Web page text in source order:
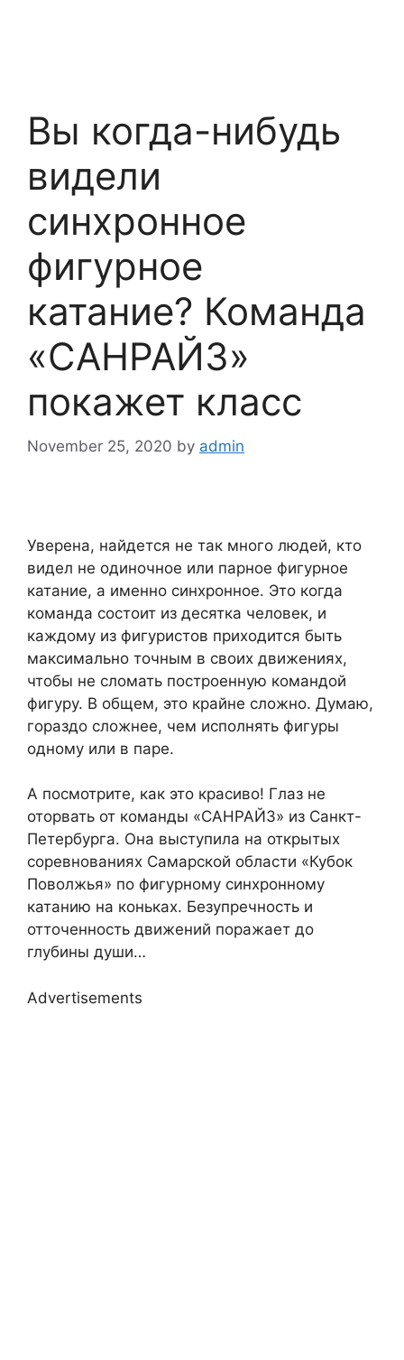
Вы когда-нибудь
видели
синхронное
фигурное
катание? Команда
«САНРАЙЗ»
покажет класс
November 25, 2020 by admin
Уверена, найдется не так много людей, кто
видел не одиночное или парное фигурное
катание, а именно синхронное. Это когда
команда состоит из десятка человек, и
каждому из фигуристов приходится быть
максимально точным в своих движениях,
чтобы не сломать построенную командой
фигуру. В общем, это крайне сложно. Думаю,
гораздо сложнее, чем исполнять фигуры
одному или в паре.
А посмотрите, как это красиво! Глаз не
оторвать от команды «САНРАЙЗ» из Санкт-
Петербурга. Она выступила на открытых
соревнованиях Самарской области «Кубок
Поволжья» по фигурному синхронному
катанию на коньках. Безупречность и
отточенность движений поражает до
глубины души…
Advertisements